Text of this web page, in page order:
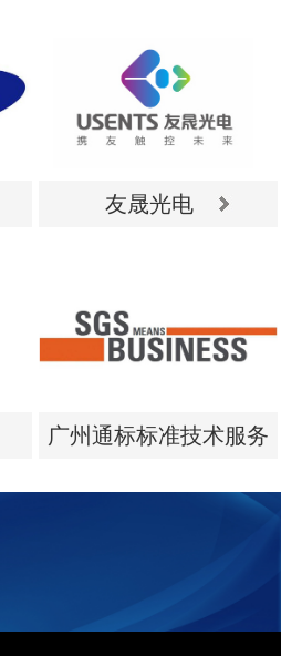
友晟光电
友晟光电
广州通标标准技术服务